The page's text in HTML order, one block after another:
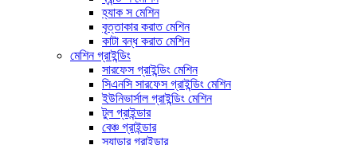
হ্যাক স মেশিন
বৃত্তাকার করাত মেশিন
কাটা বন্ধ করাত মেশিন
মেশিন গ্রাইন্ডিং
সারফেস গ্রাইন্ডিং মেশিন
সিএনসি সারফেস গ্রাইন্ডিং মেশিন
ইউনিভার্সাল গ্রাইন্ডিং মেশিন
টুল গ্রাইন্ডার
বেঞ্চ গ্রাইন্ডার
স্যান্ডার গ্রাইন্ডার